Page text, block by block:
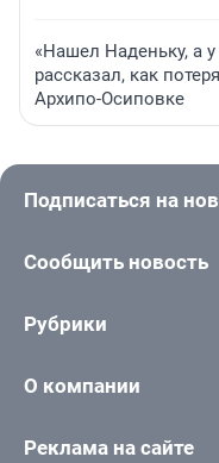
«Нашел Наденьку, а
рассказал, как
Архипо-Осиповке
Подписаться на
Сообщить новость
Рубрики
О компании
Реклама на сайте